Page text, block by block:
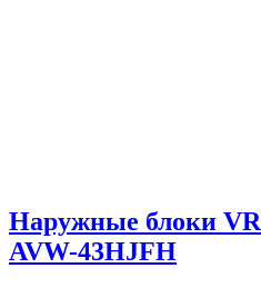
Наружные блоки
AVW-43HJFH